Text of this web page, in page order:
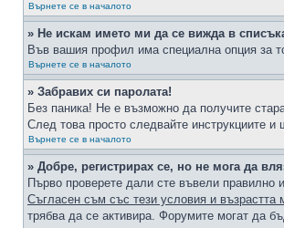
Върнете се в началото
» Не искам името ми да се вижда в
Във вашия профил има специална опция за
Върнете се в началото
» Забравих си паролата!
Без паника! Не е възможно да получите
След това просто следвайте инструкциите
Върнете се в началото
» Добре, регистрирах се, но не мога да
Първо проверете дали сте въвели
Съгласен съм със тези условия и възрастта
трябва да се активира. Форумите могат да